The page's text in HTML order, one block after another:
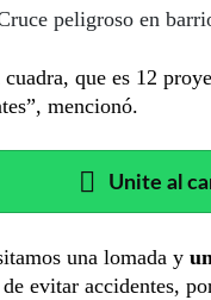
peligroso en
que es 12
mencionó.
Unite al
una lomada y
evitar accidentes,